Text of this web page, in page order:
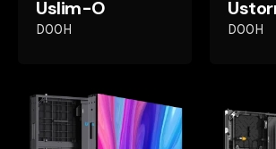
Uslim-O
DOOH DOOH